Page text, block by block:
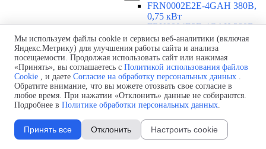
FRN0002E2E-4GAH 380В,
0,75 кВт
FRN0004E2E-4GAH 380В,
1,5 кВт
FRN0006E2E-4GAH 380В,
2,2 кВт
FRN0007E2E-4GAH 380В,
3 кВт
FRN0012E2E-4GAH 380В,
5,5 кВт
FRN0022E2E-4EH 380В, 11
кВт
FRN0029E2E-4EH 380В, 15
Мы используем файлы cookie и сервисы веб-аналитики (включая
Яндекс.Метрику) для улучшения работы сайта и анализа
посещаемости. Продолжая использовать сайт или нажимая
«Принять», вы соглашаетесь с Политикой использования файлов
Cookie , и даете Согласие на обработку персональных данных .
Обратите внимание, что вы можете отозвать свое согласие в
любое время. При нажатии «Отклонить» данные не собираются.
Подробнее в Политике обработки персональных данных.
Принять все Отклонить Настроить cookie